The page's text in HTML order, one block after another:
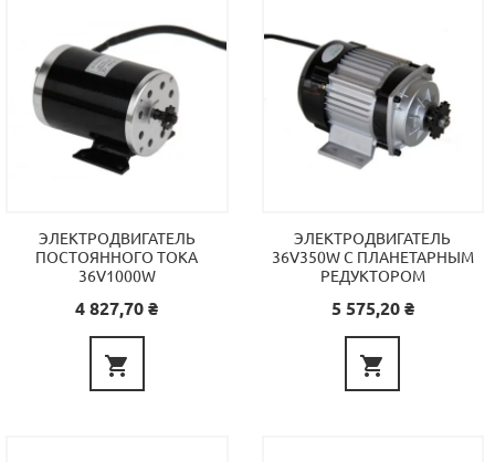
ЭЛЕКТРОДВИГАТЕЛЬ
ПОСТОЯННОГО ТОКА
36V1000W
Цена
4 827,70 ₴

ЭЛЕКТРОДВИГАТЕЛЬ
36V350W С ПЛАНЕТАРНЫМ
РЕДУКТОРОМ
Цена
5 575,20 ₴
